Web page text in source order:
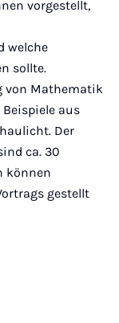
vorgestellt,
welche
sollte.
von Mathematik
aus
Der
ca. 30
können
gestellt